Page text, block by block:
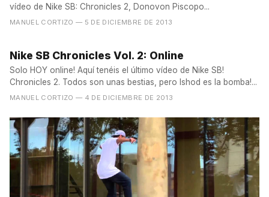
vídeo de Nike SB: Chronicles 2, Donovon Piscopo...
MANUEL CORTIZO — 5 DE DICIEMBRE DE 2013
Nike SB Chronicles Vol. 2: Online
Solo HOY online! Aquí tenéis el último vídeo de Nike SB!
Chronicles 2. Todos son unas bestias, pero Ishod es la bomba!...
MANUEL CORTIZO — 4 DE DICIEMBRE DE 2013